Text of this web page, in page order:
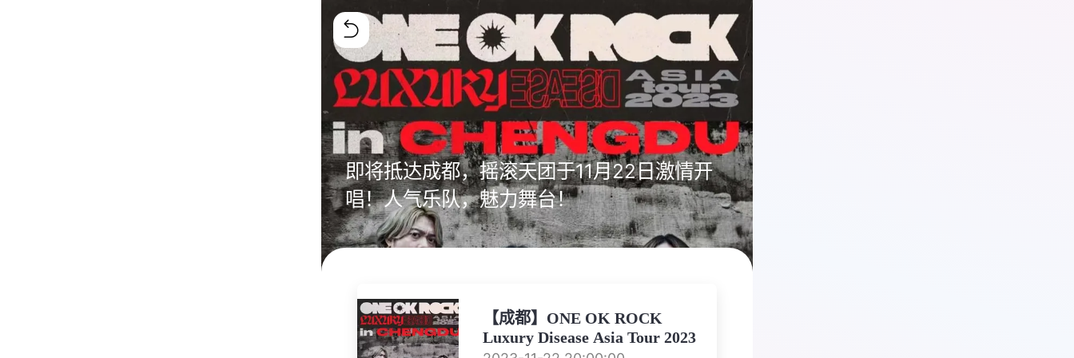
即将抵达成都，摇滚天团于11月22日激情开
唱！人气乐队，魅力舞台！
【成都】ONE OK ROCK
Luxury Disease Asia Tour 2023